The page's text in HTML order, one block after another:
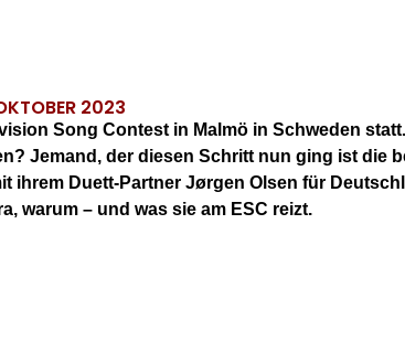
2023
Song Contest in Malmö in Schweden
Jemand, der diesen Schritt nun ging ist die
ihrem Duett-Partner Jørgen Olsen für
warum – und was sie am ESC reizt.